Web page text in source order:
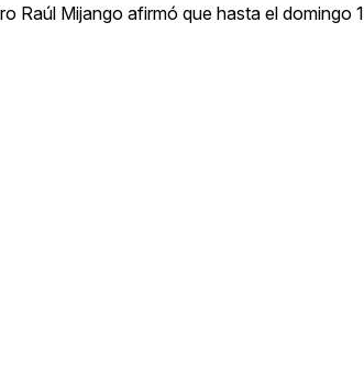
Raúl Mijango afirmó que hasta el